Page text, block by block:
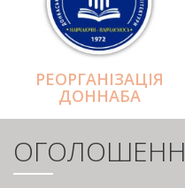
РЕОРГАНІЗАЦІЯ
ДОННАБА